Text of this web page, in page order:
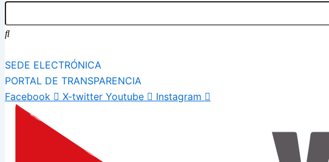
SEDE ELECTRÓNICA
PORTAL DE TRANSPARENCIA
Facebook
X-twitter Youtube Instagram